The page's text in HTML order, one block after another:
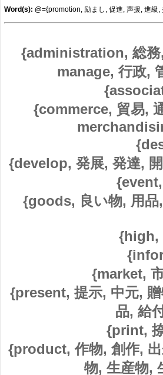
Word(s): @={promotion, 励まし, 促進, 声援, 進
{administration, 総務
manage, 行政,
{commerce, 貿易,
{develop, 発展, 発達,
{goods, 良い物, 用品
{high,
{market,
{present, 提示, 中元,
品, 給
{print,
{product, 作物, 創作,
物, 生産物,